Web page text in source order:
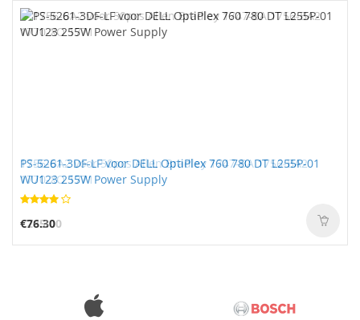
PS-5261-3DF-LF voor DELL OptiPlex 760 780 DT L255P-01
WU123 255W Power Supply
€76.30
1756-BA2 voor 50pcs Allen Bradley 1747-BA 1756-BA2
1770-XO 1771
€285.00